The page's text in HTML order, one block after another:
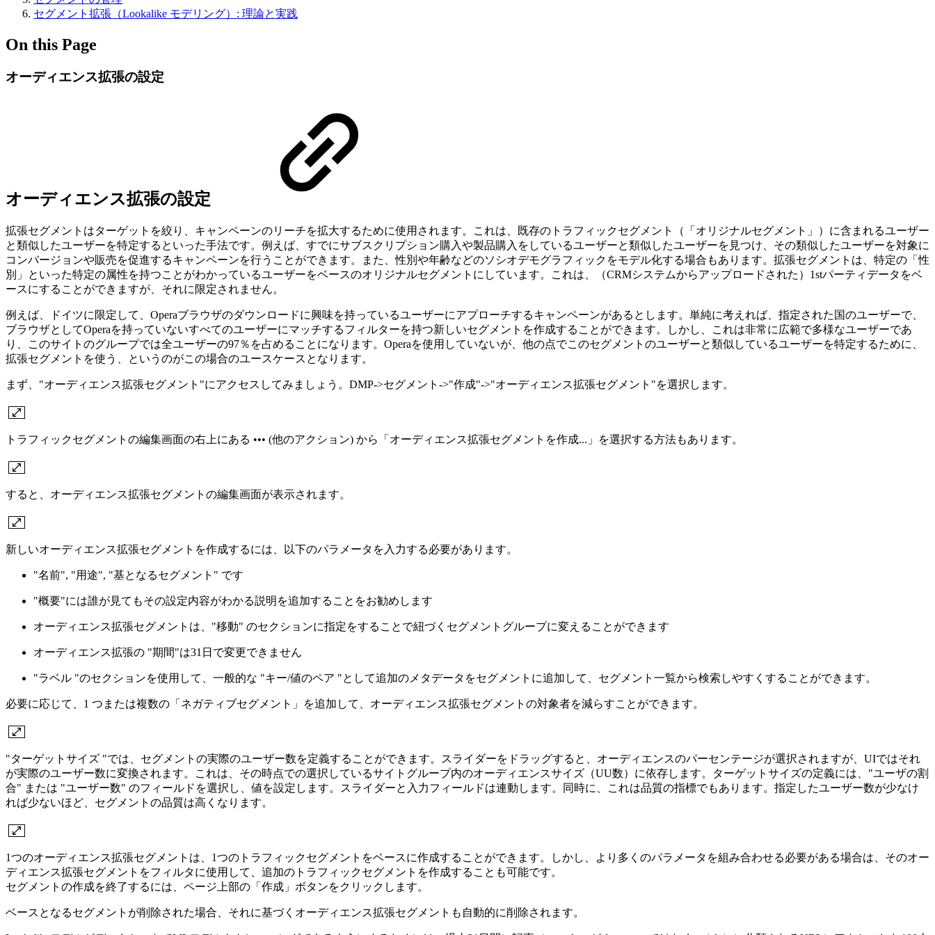
セグメント拡張（Lookalike モデリング）: 理論と実践
On this Page
オーディエンス拡張の設定
オーディエンス拡張の設定
拡張セグメントはターゲットを絞り、キャンペーンのリーチを拡大するために使用されます。これは、既存のトラフィックセグメント（「オリジナルセグメント」）に含まれるユーザー
と類似したユーザーを特定するといった手法です。例えば、すでにサブスクリプション購入や製品購入をしているユーザーと類似したユーザーを見つけ、その類似したユーザーを対象に
コンバージョンや販売を促進するキャンペーンを行うことができます。また、性別や年齢などのソシオデモグラフィックをモデル化する場合もあります。拡張セグメントは、特定の「性
別」といった特定の属性を持つことがわかっているユーザーをベースのオリジナルセグメントにしています。これは、（CRMシステムからアップロードされた）1stパーティデータをベ
ースにすることができますが、それに限定されません。
例えば、ドイツに限定して、Operaブラウザのダウンロードに興味を持っているユーザーにアプローチするキャンペーンがあるとします。単純に考えれば、指定された国のユーザーで、
ブラウザとしてOperaを持っていないすべてのユーザーにマッチするフィルターを持つ新しいセグメントを作成することができます。しかし、これは非常に広範で多様なユーザーであ
り、このサイトのグループでは全ユーザーの97％を占めることになります。Operaを使用していないが、他の点でこのセグメントのユーザーと類似しているユーザーを特定するために、
拡張セグメントを使う、というのがこの場合のユースケースとなります。
まず、"オーディエンス拡張セグメント"にアクセスしてみましょう。DMP->セグメント->"作成"->"オーディエンス拡張セグメント"を選択します。
トラフィックセグメントの編集画面の右上にある ••• (他のアクション) から「オーディエンス拡張セグメントを作成...」を選択する方法もあります。
すると、オーディエンス拡張セグメントの編集画面が表示されます。
新しいオーディエンス拡張セグメントを作成するには、以下のパラメータを入力する必要があります。
"名前", "用途", "基となるセグメント" です
"概要"には誰が見てもその設定内容がわかる説明を追加することをお勧めします
オーディエンス拡張セグメントは、"移動" のセクションに指定をすることで紐づくセグメントグループに変えることができます
オーディエンス拡張の "期間"は31日で変更できません
"ラベル "のセクションを使用して、一般的な "キー/値のペア "として追加のメタデータをセグメントに追加して、セグメント一覧から検索しやすくすることができます。
必要に応じて、1 つまたは複数の「ネガティブセグメント」を追加して、オーディエンス拡張セグメントの対象者を減らすことができます。
"ターゲットサイズ "では、セグメントの実際のユーザー数を定義することができます。スライダーをドラッグすると、オーディエンスのパーセンテージが選択されますが、UIではそれ
が実際のユーザー数に変換されます。これは、その時点での選択しているサイトグループ内のオーディエンスサイズ（UU数）に依存します。ターゲットサイズの定義には、"ユーザの割
合" または "ユーザー数" のフィールドを選択し、値を設定します。スライダーと入力フィールドは連動します。同時に、これは品質の指標でもあります。指定したユーザー数が少なけ
れば少ないほど、セグメントの品質は高くなります。
1つのオーディエンス拡張セグメントは、1つのトラフィックセグメントをベースに作成することができます。しかし、より多くのパラメータを組み合わせる必要がある場合は、そのオー
ディエンス拡張セグメントをフィルタに使用して、追加のトラフィックセグメントを作成することも可能です。
セグメントの作成を終了するには、ページ上部の「作成」ボタンをクリックします。
ベースとなるセグメントが削除された場合、それに基づくオーディエンス拡張セグメントも自動的に削除されます。